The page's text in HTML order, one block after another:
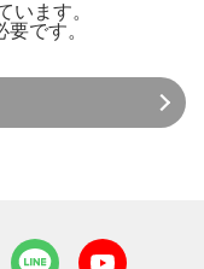
います。
要です。